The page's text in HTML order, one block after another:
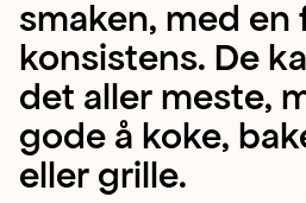
løsvekt
er
kokefaste
poteter
av
smaken, med en
konsistens. De
det aller meste,
gode å koke,
eller grille.